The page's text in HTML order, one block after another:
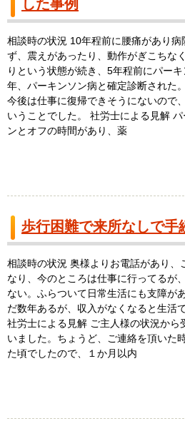
相談時の状況 10年程前に腰痛があり
ず、震えがあったり、動作がぎこちな
りという状態が続き、5年程前にパー
年、パーキンソン病と確定診断された
今後は仕事に復帰できそうにないので
いうことでした。 社労士による見解
ンとオフの時間があり、薬
歩行困難で来所なしで手
相談時の状況 奥様よりお電話があり、
なり、今のところは仕事に行ってるが
ない。ふらついて日常生活にも支障が
だ数年あるが、収入がなくなると生活
社労士による見解 ご主人様の状況から
いました。ちょうど、ご連絡を頂いた
た頃でしたので、１か月以内